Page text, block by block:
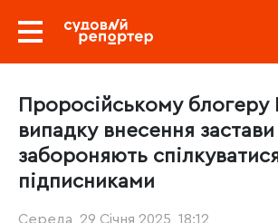
Проросійському блогеру
випадку внесення застави
забороняють
підписниками
Середа, 29 Січня 2025, 18:12